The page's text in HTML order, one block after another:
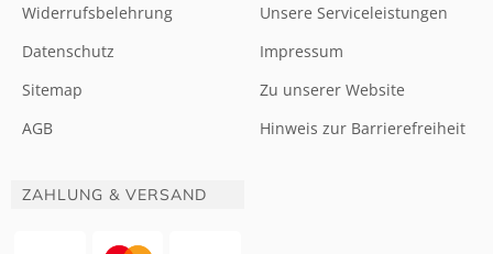
Widerrufsbelehrung
Datenschutz
Sitemap
AGB
Unsere Serviceleistungen
Impressum
Zu unserer Website
Hinweis zur Barrierefreiheit
ZAHLUNG & VERSAND